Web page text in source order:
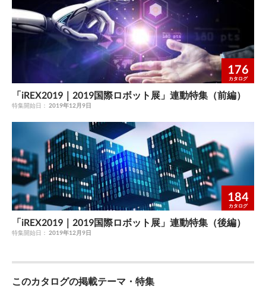
10. 耐圧防爆形・安全増防爆形は、海外向けの製作はできませ
ん。 5. オーストラリア・ニュージーランドの効率規制は IE2クラ
ス相当ですが、IE3クラスを標準仕様として製作します（IE2クラ
ス相当の製作もできます）。 11. 効率規制対象外のモータ容量
は、標準効率で製作します。 6. ロシアではブレーキ付は効率規
制の対象外ですが、IE3クラスの製作もできます。 12. 本表に記
載の内容は、予告無しに変更することがあります。 A11 ー ー ー
ー ー ー （ ） （ ）
176
カタログ
「iREX2019｜2019国際ロボット展」連動特集（前編）
特集開始日： 2019年12月9日
184
カタログ
「iREX2019｜2019国際ロボット展」連動特集（後編）
特集開始日： 2019年12月9日
このカタログの掲載テーマ・特集